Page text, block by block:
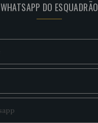
WHATSAPP DO ESQUADRÃO